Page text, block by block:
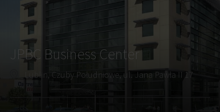
JPBC Business Center
Lublin, Czuby Południowe, ul. Jana Pawła II 17